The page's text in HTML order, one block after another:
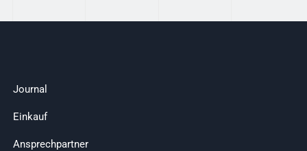
Journal
Einkauf
Ansprechpartner